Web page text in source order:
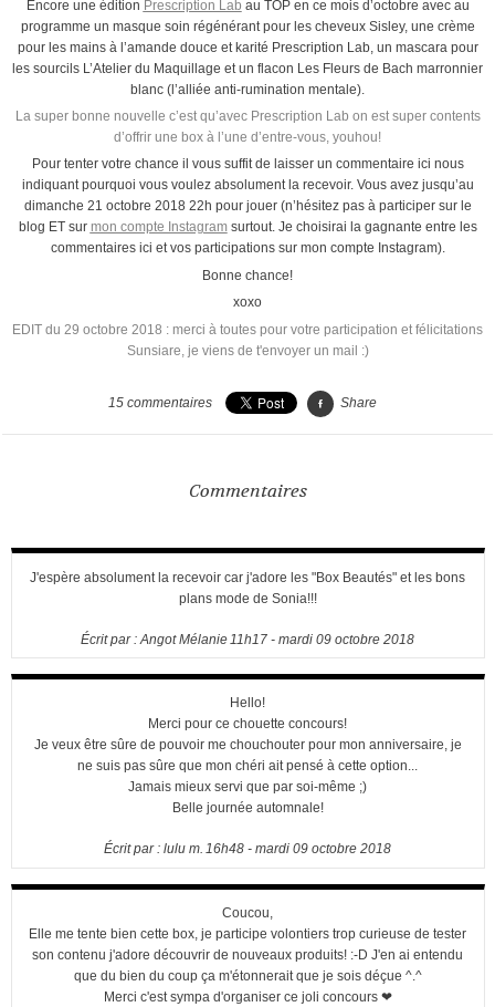
Encore une édition Prescription Lab au TOP en ce mois d’octobre avec au
programme un masque soin régénérant pour les cheveux Sisley, une crème
pour les mains à l’amande douce et karité Prescription Lab, un mascara pour
les sourcils L’Atelier du Maquillage et un flacon Les Fleurs de Bach marronnier
blanc (l’alliée anti-rumination mentale).
La super bonne nouvelle c’est qu’avec Prescription Lab on est super contents
d’offrir une box à l’une d’entre-vous, youhou!
Pour tenter votre chance il vous suffit de laisser un commentaire ici nous
indiquant pourquoi vous voulez absolument la recevoir. Vous avez jusqu’au
dimanche 21 octobre 2018 22h pour jouer (n’hésitez pas à participer sur le
blog ET sur mon compte Instagramsurtout. Je choisirai la gagnante entre les
commentaires ici et vos participations sur mon compte Instagram).
Bonne chance!
xoxo
EDIT du 29 octobre 2018 : merci à toutes pour votre participation et félicitations
Sunsiare, je viens de t'envoyer un mail :)
15 commentaires Share
Commentaires
J'espère absolument la recevoir car j'adore les "Box Beautés" et les bons
plans mode de Sonia!!!
Écrit par :Angot Mélanie11h17- mardi 09 octobre 2018
Hello!
Merci pour ce chouette concours!
Je veux être sûre de pouvoir me chouchouter pour mon anniversaire, je
ne suis pas sûre que mon chéri ait pensé à cette option...
Jamais mieux servi que par soi-même ;)
Belle journée automnale!
Écrit par : lulu m. 16h48- mardi 09 octobre 2018
Coucou,
Elle me tente bien cette box, je participe volontiers trop curieuse de tester
son contenu j'adore découvrir de nouveaux produits! :-D J'en ai entendu
que du bien du coup ça m'étonnerait que je sois déçue ^.^
Merci c'est sympa d'organiser ce joli concours ❤